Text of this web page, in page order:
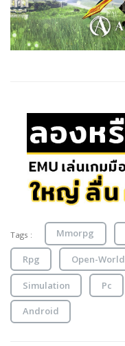
Tags : Mmorpg
Rpg Open-World
Simulation Pc
Android